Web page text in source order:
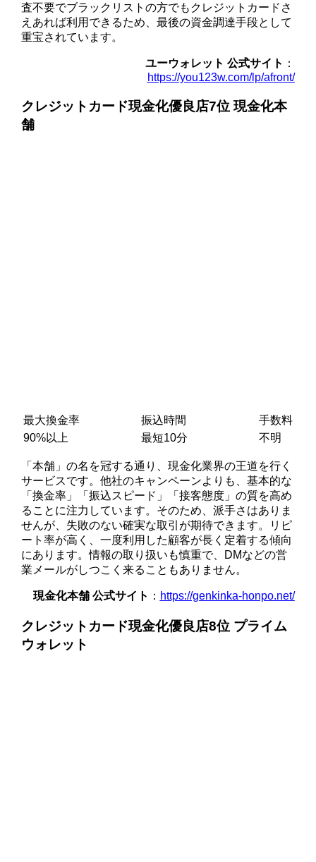
査不要でブラックリストの方でもクレジットカードさ
えあれば利用できるため、最後の資金調達手段として
重宝されています。
ユーウォレット 公式サイト ：
https://you123w.com/lp/afront/
クレジットカード現金化優良店7位 現金化本
舗
最大換金率 振込時間
手数料
90%以上
最短10分 不明
「本舗」の名を冠する通り、現金化業界の王道を行く
サービスです。他社のキャンペーンよりも、基本的な
「換金率」「振込スピード」「接客態度」の質を高め
ることに注力しています。そのため、派手さはありま
せんが、失敗のない確実な取引が期待できます。リピ
ート率が高く、一度利用した顧客が長く定着する傾向
にあります。情報の取り扱いも慎重で、DMなどの営
業メールがしつこく来ることもありません。
現金化本舗 公式サイト ： https://genkinka-honpo.net/
クレジットカード現金化優良店8位 プライム
ウォレット